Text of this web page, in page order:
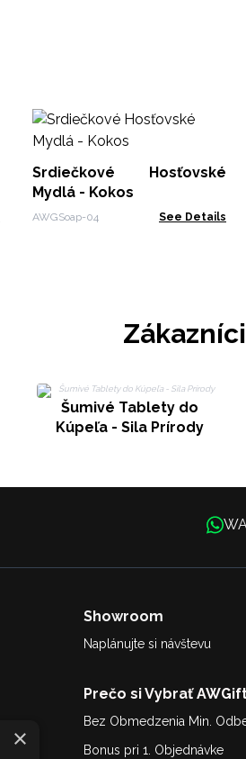
Srdiečkové Hosťovské
Mydlá - Kokos
AWGSoap-04 See Details
Šumivé Tablety do
Kúpeľa - Sila Prírody
Showroom
Naplánujte si návštevu
Prečo si Vybrať
Bez Obmedzenia Min.
Bonus pri 1. Objednávke
×